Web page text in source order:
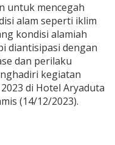
untuk mencegah
alam seperti iklim
kondisi alamiah
diantisipasi dengan
dan perilaku
kegiatan
di Hotel Aryaduta
(14/12/2023).